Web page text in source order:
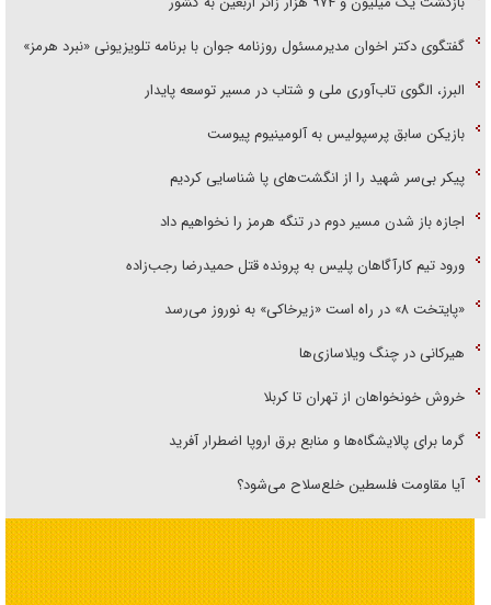
گفتگوی دکتر اخوان مدیرمسئول روزنامه جوان با برنامه تلویزیونی «نبرد هرمز»
البرز، الگوی تاب‌آوری ملی و شتاب در مسیر توسعه پایدار
بازیکن سابق پرسپولیس به آلومینیوم پیوست
پیکر بی‌سر شهید را از انگشت‌های پا شناسایی کردیم
اجازه باز شدن مسیر دوم در تنگه هرمز را نخواهیم داد
ورود تیم کارآگاهان پلیس به پرونده قتل حمیدرضا رجب‌زاده
«پایتخت ۸» در راه است «زیرخاکی» به نوروز می‌رسد
هیرکانی در چنگ ویلاسازی‌ها
خروش خونخواهان از تهران تا کربلا
گرما برای پالایشگاه‌ها و منابع برق اروپا اضطرار آفرید
آیا مقاومت فلسطین خلع‌سلاح می‌شود؟